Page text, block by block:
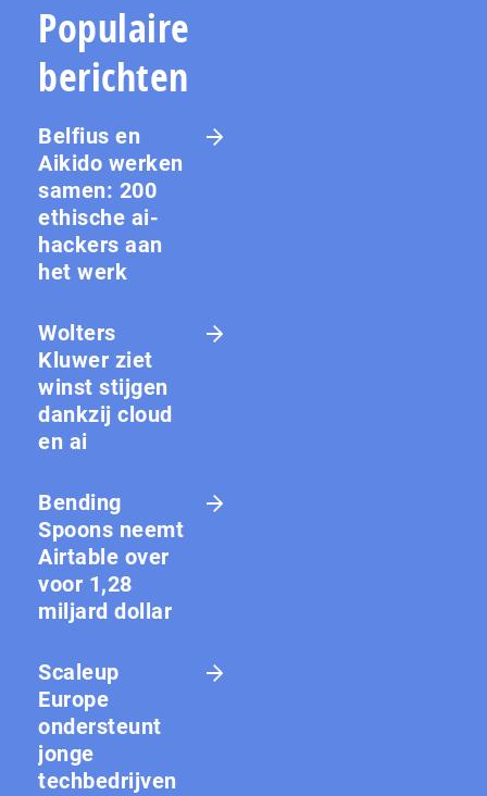
Populaire
berichten
Belfius en
Aikido werken
samen: 200
ethische ai-
hackers aan
het werk
Wolters
Kluwer ziet
winst stijgen
dankzij cloud
en ai
Bending
Spoons neemt
Airtable over
voor 1,28
miljard dollar
Scaleup
Europe
ondersteunt
jonge
techbedrijven